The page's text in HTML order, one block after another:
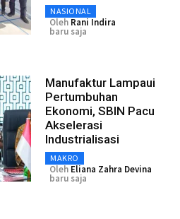
NASIONAL
Oleh Rani Indira
baru saja
Manufaktur Lampaui
Pertumbuhan
Ekonomi, SBIN Pacu
Akselerasi
Industrialisasi
MAKRO
Oleh Eliana Zahra Devina
baru saja